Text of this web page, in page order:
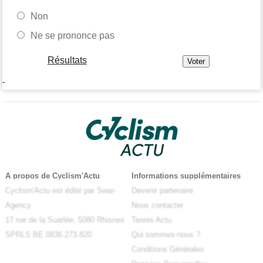
Non
Ne se prononce pas
Résultats
-
A propos de Cyclism'Actu
Cyclism'Actu est édité par Swar-
Agency
17 rue de la Suarlée, 5080 Rhisnes
SPRLS BE 0836.273.820
Informations supplémentaires
Devenir partenaire
Nous contacter
Tennis Actu
Qui sommes-nous ?
Conditions Générales